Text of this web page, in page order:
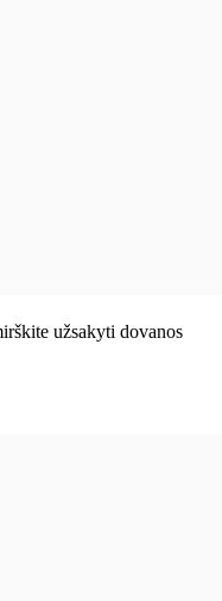
užsakyti dovanos